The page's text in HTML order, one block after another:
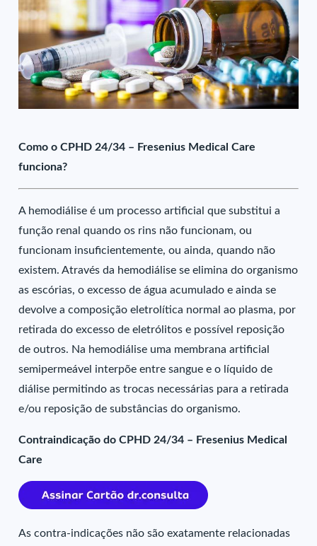
Como o CPHD 24/34 – Fresenius Medical Care
funciona?
A hemodiálise é um processo artificial que substitui a
função renal quando os rins não funcionam, ou
funcionam insuficientemente, ou ainda, quando não
existem. Através da hemodiálise se elimina do organismo
as escórias, o excesso de água acumulado e ainda se
devolve a composição eletrolítica normal ao plasma, por
retirada do excesso de eletrólitos e possível reposição
de outros. Na hemodiálise uma membrana artificial
semipermeável interpõe entre sangue e o líquido de
diálise permitindo as trocas necessárias para a retirada
e/ou reposição de substâncias do organismo.
Contraindicação do CPHD 24/34 – Fresenius Medical
Care
As contra-indicações não são exatamente relacionadas